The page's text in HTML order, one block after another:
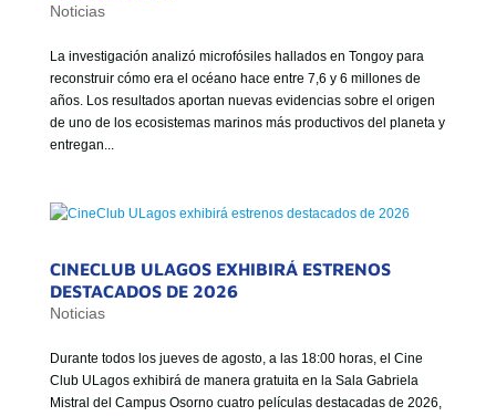
GOBIERNO CORPORATIVO
NUESTRO EQUIPO
Noticias
La investigación analizó microfósiles hallados en Tongoy para
reconstruir cómo era el océano hace entre 7,6 y 6 millones de
años. Los resultados aportan nuevas evidencias sobre el origen
de uno de los ecosistemas marinos más productivos del planeta y
entregan...
CINECLUB ULAGOS EXHIBIRÁ ESTRENOS
DESTACADOS DE 2026
Noticias
Durante todos los jueves de agosto, a las 18:00 horas, el Cine
Club ULagos exhibirá de manera gratuita en la Sala Gabriela
Mistral del Campus Osorno cuatro películas destacadas de 2026,